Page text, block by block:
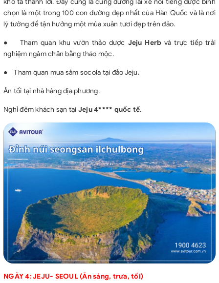
chọn là một trong 100 con đường đẹp nhất của Hàn Quốc và là nơi
lý tưởng để tận hưởng một mùa xuân tươi đẹp trên đảo.
● Tham quan khu vườn thảo dược Jeju Herb và trực tiếp trải
nghiệm ngâm chân bằng thảo mộc.
●Tham quan mua sắm socola tại đảo Jeju.
Ăn tối tại nhà hàng địa phương.
Nghỉ đêm khách sạn tại Jeju 4**** quốc tế.
NGÀY 4: JEJU- SEOUL (Ăn sáng, trưa, tối)